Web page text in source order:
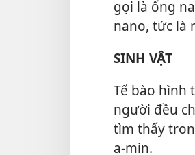
gọi là ống
nano, tức là
SINH VẬT
Tế bào hình
người đều
tìm thấy
a-min.